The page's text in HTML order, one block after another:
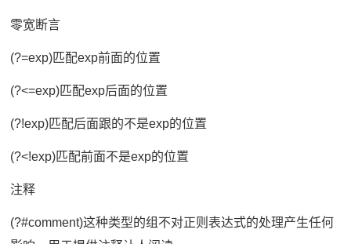
零宽断言
(?=exp)匹配exp前面的位置
(?<=exp)匹配exp后面的位置
(?!exp)匹配后面跟的不是exp的位置
(?<!exp)匹配前面不是exp的位置
注释
(?#comment)这种类型的组不对正则表达式的处理产生任何